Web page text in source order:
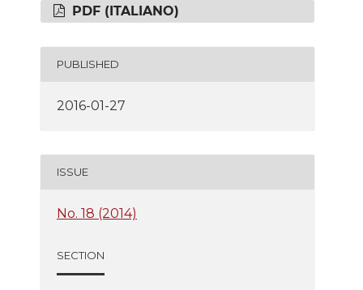
PDF (ITALIANO)
PUBLISHED
2016-01-27
ISSUE
No. 18 (2014)
SECTION